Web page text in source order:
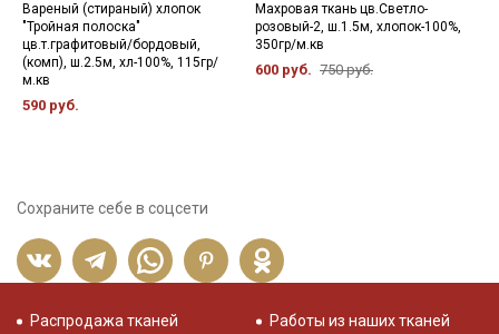
Вареный (стираный) хлопок
"Тройная полоска"
цв.т.графитовый/бордовый,
(комп), ш.2.5м, хл-100%, 115гр/
м.кв
590 руб.
Махровая ткань цв.Светло-
розовый-2, ш.1.5м, хлопок-100%,
350гр/м.кв
600 руб. 750 руб.
Сохраните себе в соцсети
Распродажа тканей
Работы из наших тканей